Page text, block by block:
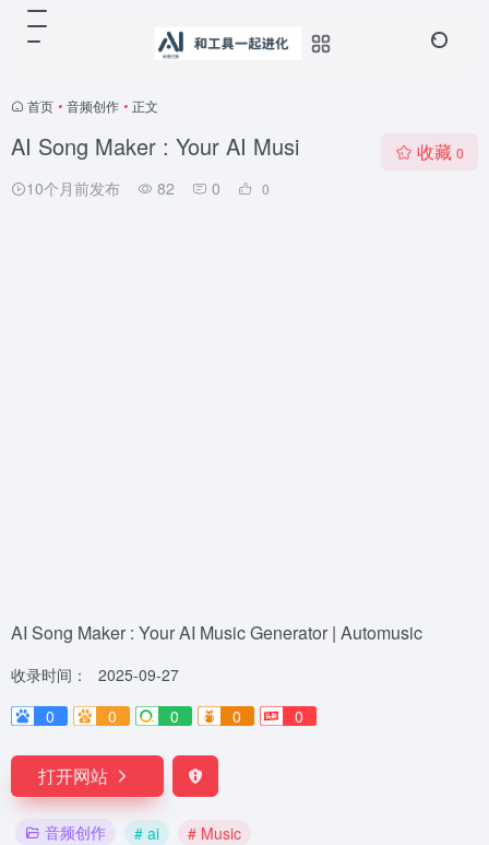
首页 • 音频创作 • 正文
AI Song Maker : Your AI Musi
10个月前发布 82 0 0
收藏 0
AI Song Maker : Your AI Music Generator | Automusic
收录时间：
2025-09-27
0
0 0 0 0
打开网站
音频创作 # ai # Music